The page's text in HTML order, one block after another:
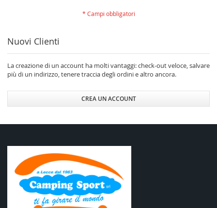
Nuovi Clienti
La creazione di un account ha molti vantaggi: check-out veloce, salvare
più di un indirizzo, tenere traccia degli ordini e altro ancora.
CREA UN ACCOUNT